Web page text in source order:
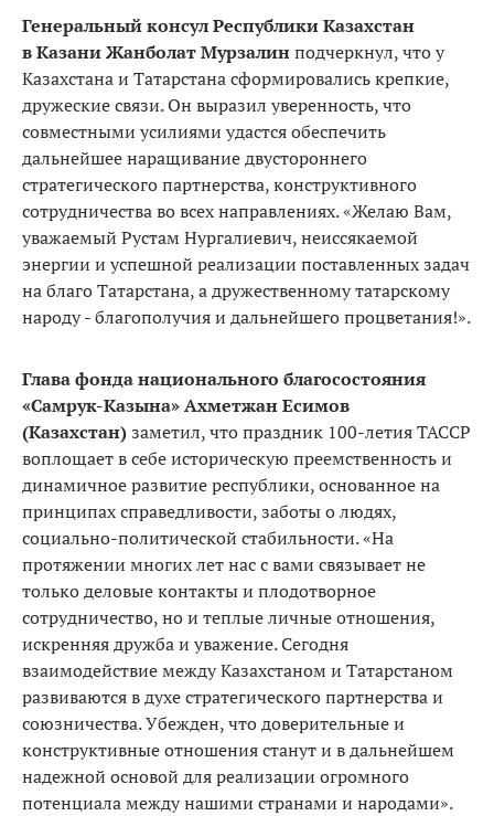
Генеральный консул Республики Казахстан
в Казани Жанболат Мурзалинподчеркнул, что у
Казахстана и Татарстана сформировались крепкие,
дружеские связи. Он выразил уверенность, что
совместными усилиями удастся обеспечить
дальнейшее наращивание двустороннего
стратегического партнерства, конструктивного
сотрудничества во всех направлениях. «Желаю Вам,
уважаемый Рустам Нургалиевич, неиссякаемой
энергии и успешной реализации поставленных задач
на благо Татарстана, а дружественному татарскому
народу - благополучия и дальнейшего процветания!».
Глава фонда национального благосостояния
«Самрук-Казына» Ахметжан Есимов
(Казахстан)заметил, что праздник 100-летия ТАССР
воплощает в себе историческую преемственность и
динамичное развитие республики, основанное на
принципах справедливости, заботы о людях,
социально-политической стабильности. «На
протяжении многих лет нас с вами связывает не
только деловые контакты и плодотворное
сотрудничество, но и теплые личные отношения,
искренняя дружба и уважение. Сегодня
взаимодействие между Казахстаном и Татарстаном
развиваются в духе стратегического партнерства и
союзничества. Убежден, что доверительные и
конструктивные отношения станут и в дальнейшем
надежной основой для реализации огромного
потенциала между нашими странами и народами».